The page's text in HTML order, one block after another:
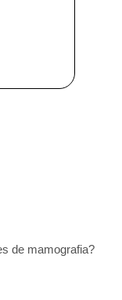
de mamografia?